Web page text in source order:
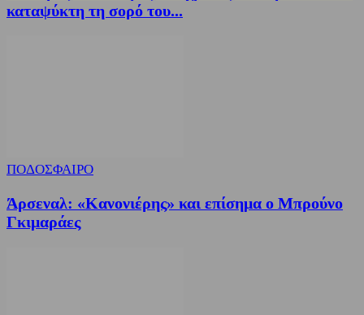
καταψύκτη τη σορό του...
ΠΟΔΟΣΦΑΙΡΟ
Άρσεναλ: «Κανονιέρης» και επίσημα ο Μπρούνο
Γκιμαράες